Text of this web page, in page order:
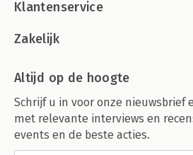
Klantenservice
Zakelijk
Altijd op de hoogte
Schrijf u in voor onze nieuwsbrief
met relevante interviews en
events en de beste acties.